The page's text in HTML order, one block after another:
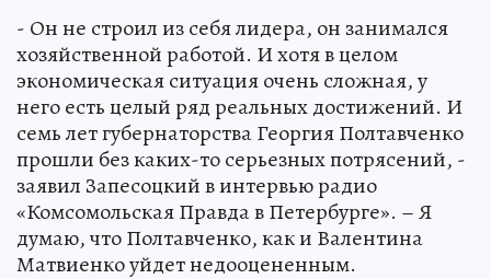
- Он не строил из себя лидера, он занимался
хозяйственной работой. И хотя в целом
экономическая ситуация очень сложная, у
него есть целый ряд реальных достижений. И
семь лет губернаторства Георгия Полтавченко
прошли без каких-то серьезных потрясений, -
заявил Запесоцкий в интервью радио
«Комсомольская Правда в Петербурге». – Я
думаю, что Полтавченко, как и Валентина
Матвиенко уйдет недооцененным.